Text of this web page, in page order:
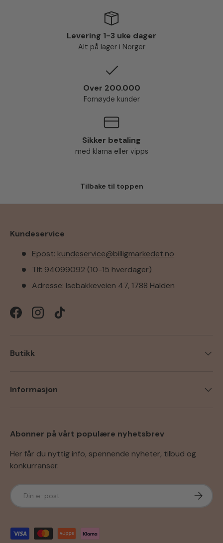
Levering 1-3 uke dager
Alt på lager i Norger
Over 200.000
Fornøyde kunder
Sikker betaling
med klarna eller vipps
Tilbake til toppen
Kundeservice
Epost: kundeservice@billigmarkedet.no
Tlf: 94099092 (10-15 hverdager)
Adresse: Isebakkeveien 47, 1788 Halden
FacebookInstagramTikTok
Butikk
Informasjon
Abonner på vårt populære nyhetsbrev
Her får du nyttig info, spennende nyheter, tilbud og
konkurranser.
E-post Abonner
Godkjente betalingsmetoder